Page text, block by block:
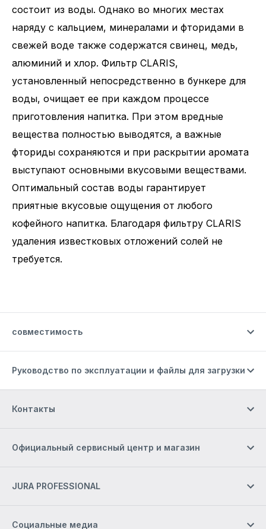
состоит из воды. Однако во многих местах
наряду с кальцием, минералами и фторидами в
свежей воде также содержатся свинец, медь,
алюминий и хлор. Фильтр CLARIS,
установленный непосредственно в бункере для
воды, очищает ее при каждом процессе
приготовления напитка. При этом вредные
вещества полностью выводятся, а важные
фториды сохраняются и при раскрытии аромата
выступают основными вкусовыми веществами.
Оптимальный состав воды гарантирует
приятные вкусовые ощущения от любого
кофейного напитка. Благодаря фильтру CLARIS
удаления известковых отложений солей не
требуется.
совместимость
Руководство по эксплуатации и файлы для загрузки
Контакты
Официальный сервисный центр и магазин
JURA PROFESSIONAL
Социальные медиа